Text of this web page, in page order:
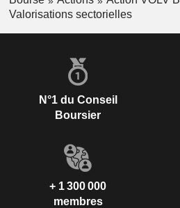
Valorisations sectorielles
N°1 du Conseil
Boursier
+ 1 300 000
membres